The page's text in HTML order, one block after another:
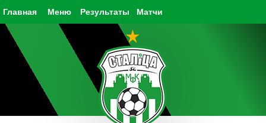
Главная Результаты Матчи
Меню